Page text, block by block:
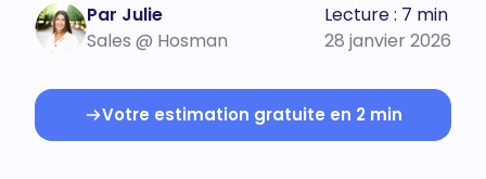
Par Julie
Sales @ Hosman
Lecture : 7 min
28 janvier 2026
Votre estimation gratuite en 2 min